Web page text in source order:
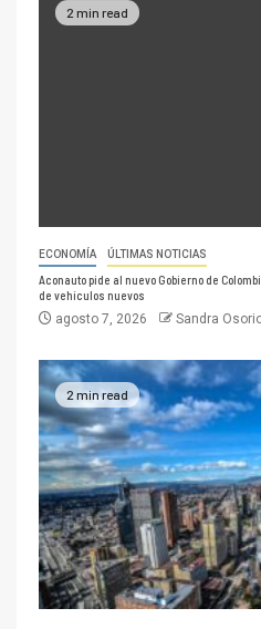
2 min read
ECONOMÍA ÚLTIMAS NOTICIAS
Aconauto pide al nuevo Gobierno de
de vehículos nuevos
agosto 7, 2026 Sandra
2 min read